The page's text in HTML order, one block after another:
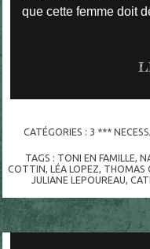
que cette femme doit
CATÉGORIES : 3 ***
TAGS : TONI EN FAMILLE ,
COTTIN ,LÉA LOPEZ THOMAS
JULIANE LEPOUREAU